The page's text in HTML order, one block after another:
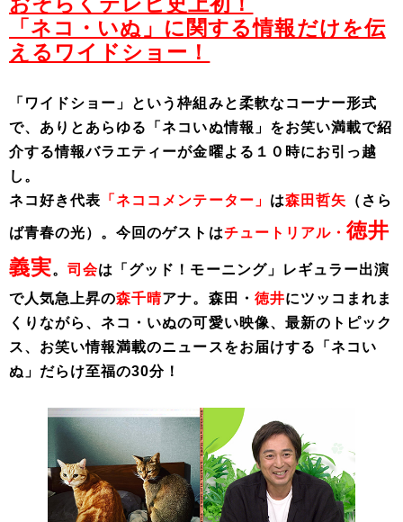
「ネコ・いぬ」に関する情報だけを伝
えるワイドショー！
「ワイドショー」という枠組みと柔軟なコーナー形式
で、ありとあらゆる「ネコいぬ情報」をお笑い満載で紹
介する情報バラエティーが金曜よる１０時にお引っ越
し。
ネコ好き代表 「ネココメンテーター」 は森田哲矢 （さら
ば青春の光）。今回のゲストはチュートリアル・ 徳井
義実。司会は「グッド！モーニング」レギュラー出演
で人気急上昇の森千晴アナ。森田・ 徳井にツッコまれま
くりながら、ネコ・いぬの可愛い映像、最新のトピック
ス、お笑い情報満載のニュースをお届けする「ネコい
ぬ」だらけ至福の30分！